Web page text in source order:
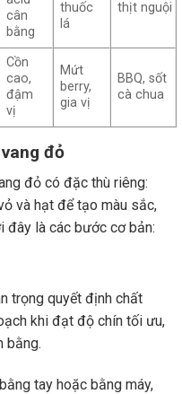
cân
bằng
thuốc
lá
thịt nguội
Cồn
cao,
đậm
vị
Mứt
berry,
gia vị
BBQ, sốt
cà chua
đỏ
đỏ có đặc thù riêng:
và hạt để tạo màu sắc,
đây là các bước cơ bản:
trọng quyết định chất
khi đạt độ chín tối ưu,
bằng.
tay hoặc bằng máy,